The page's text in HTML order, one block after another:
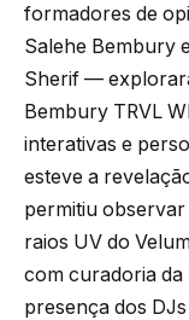
formadores de
Salehe Bembury
Sherif —
Bembury TRVL
interativas e
esteve a
permitiu
raios UV do
com curadoria
presença dos